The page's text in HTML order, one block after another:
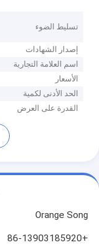
تسليط الضوء
إصدار الشهادات
اسم العلامة التجارية
الأسعار
الحد الأدنى لكمية
القدرة على العرض
Orange Song
+86-13903185920